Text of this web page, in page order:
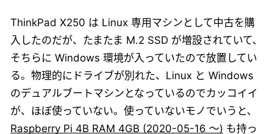
ThinkPad X250 は Linux 専用マシンとして中古を購
入したのだが、たまたま M.2 SSD が増設されていて、
そちらに Windows 環境が入っていたので放置してい
る。物理的にドライブが別れた、Linux と Windows
のデュアルブートマシンとなっているのでカッコイイ
が、ほぼ使っていない。使っていないモノでいうと、
Raspberry Pi 4B RAM 4GB (2020-05-16 ～) も持っ